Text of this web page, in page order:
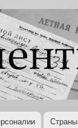
Страны